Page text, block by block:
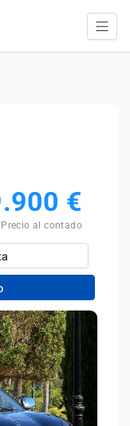
€
Precio al contado